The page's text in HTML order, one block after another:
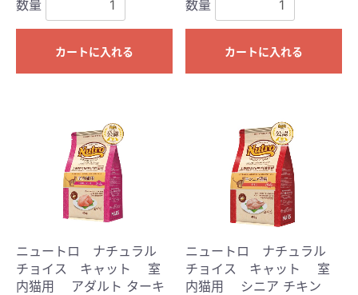
数量
カートに入れる
数量
カートに入れる
ニュートロ ナチュラル
チョイス キャット 室
内猫用 アダルト ターキ
ニュートロ ナチュラル
チョイス キャット 室
内猫用 シニア チキン